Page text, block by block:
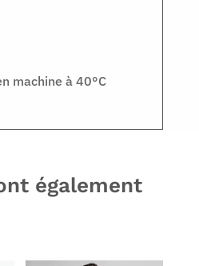
machine à 40°C
également